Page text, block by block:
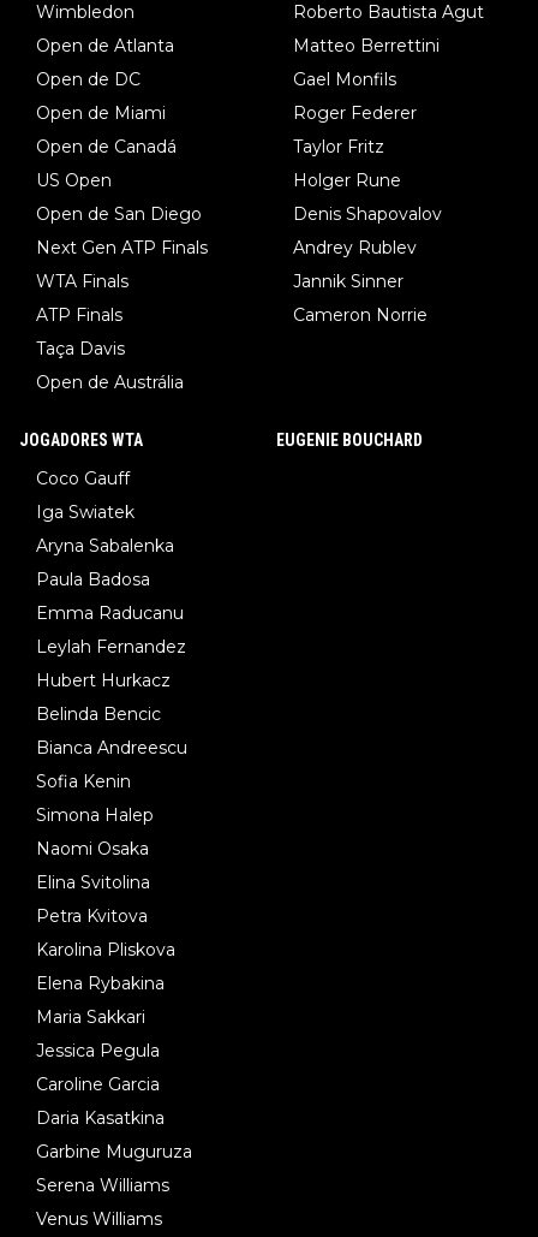
Wimbledon
Open de Atlanta
Open de DC
Open de Miami
Open de Canadá
US Open
Open de San Diego
Next Gen ATP Finals
WTA Finals
ATP Finals
Taça Davis
Open de Austrália
Roberto Bautista Agut
Matteo Berrettini
Gael Monfils
Roger Federer
Taylor Fritz
Holger Rune
Denis Shapovalov
Andrey Rublev
Jannik Sinner
Cameron Norrie
JOGADORES WTA
Coco Gauff
Iga Swiatek
Aryna Sabalenka
Paula Badosa
Emma Raducanu
Leylah Fernandez
Hubert Hurkacz
Belinda Bencic
Bianca Andreescu
Sofia Kenin
Simona Halep
Naomi Osaka
Elina Svitolina
Petra Kvitova
Karolina Pliskova
Elena Rybakina
Maria Sakkari
Jessica Pegula
Caroline Garcia
Daria Kasatkina
Garbine Muguruza
Serena Williams
Venus Williams
EUGENIE BOUCHARD